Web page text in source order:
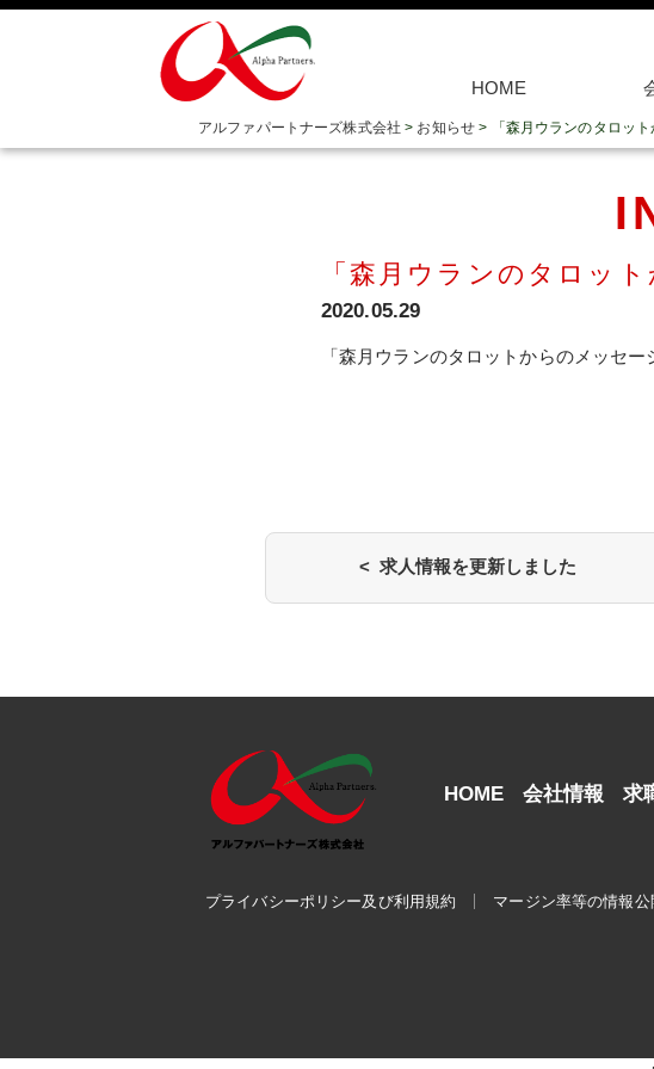
HOME
アルファパートナーズ株式会社 > お知らせ > 「森月ウランのタロッ
「森月ウランのタロッ
2020.05.29
「森月ウランのタロットからのメッ
< 求人情報を更新しました
HOME 会社情報 求
プライバシーポリシー及び利用規約 マージン率等の情報公